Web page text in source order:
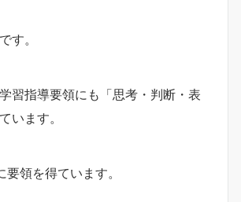
す。
習指導要領にも「思考・判断・表
います。
領を得ています。